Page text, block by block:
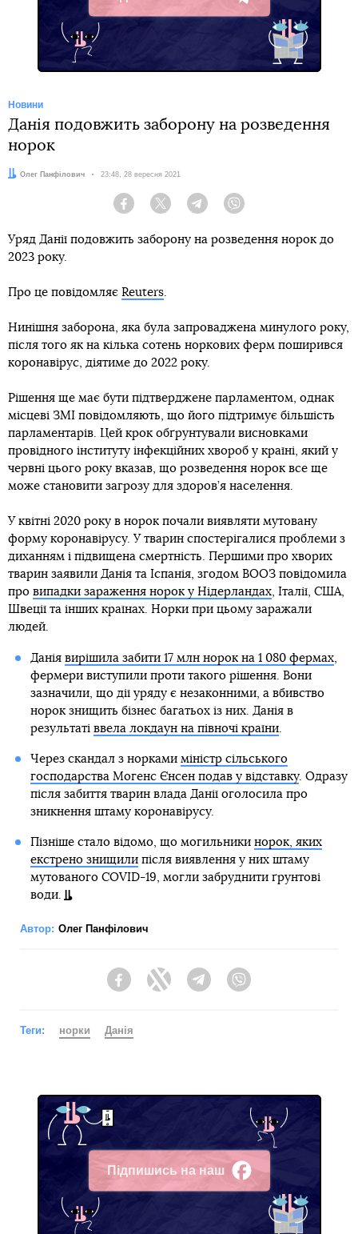
Telegram
Новини
Данія подовжить заборону на розведення
норок
Автор:
Олег Панфілович Дата:
23:48, 28 вересня 2021
Facebook Twitter Telegram
Уряд Данії подовжить заборону на розведення норок до
2023 року.
Про це повідомляє Reuters.
Нинішня заборона, яка була запроваджена минулого року,
після того як на кілька сотень норкових ферм поширився
коронавірус, діятиме до 2022 року.
Рішення ще має бути підтверджене парламентом, однак
місцеві ЗМІ повідомляють, що його підтримує більшість
парламентарів. Цей крок обґрунтували висновками
провідного інституту інфекційних хвороб у країні, який у
червні цього року вказав, що розведення норок все ще
може становити загрозу для здоров’я населення.
У квітні 2020 року в норок почали виявляти мутовану
форму коронавірусу. У тварин спостерігалися проблеми з
диханням і підвищена смертність. Першими про хворих
тварин заявили Данія та Іспанія, згодом ВООЗ повідомила
про випадки зараження норок у Нідерландах, Італії, США,
Швеції та інших країнах. Норки при цьому заражали
людей.
Данія вирішила забити 17 млн норок на 1 080 фермах,
фермери виступили проти такого рішення. Вони
зазначили, що дії уряду є незаконними, а вбивство
норок знищить бізнес багатьох із них. Данія в
результаті ввела локдаун на півночі країни.
Через скандал з норками міністр сільського
господарства Могенс Єнсен подав у відставку. Одразу
після забиття тварин влада Данії оголосила про
зникнення штаму коронавірусу.
Пізніше стало відомо, що могильники норок, яких
екстрено знищилипісля виявлення у них штаму
мутованого COVID-19, могли забруднити ґрунтові
води.
Автор: Олег Панфілович
FacebookTwitter Telegram
Теги: норки Данія
Підпишись на наш
Facebook